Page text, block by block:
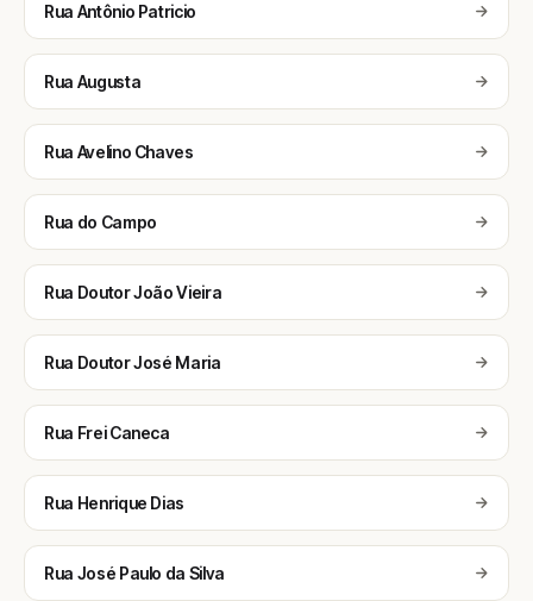
Rua Antônio Patricio
Rua Augusta
Rua Avelino Chaves
Rua do Campo
Rua Doutor João Vieira
Rua Doutor José Maria
Rua Frei Caneca
Rua Henrique Dias
Rua José Paulo da Silva